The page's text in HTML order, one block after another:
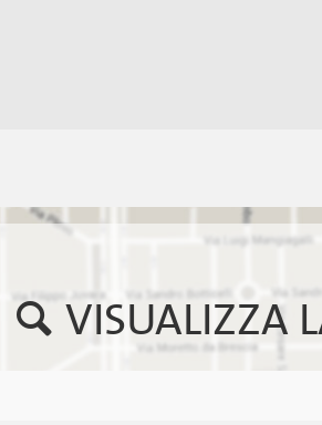
VISUALIZZA